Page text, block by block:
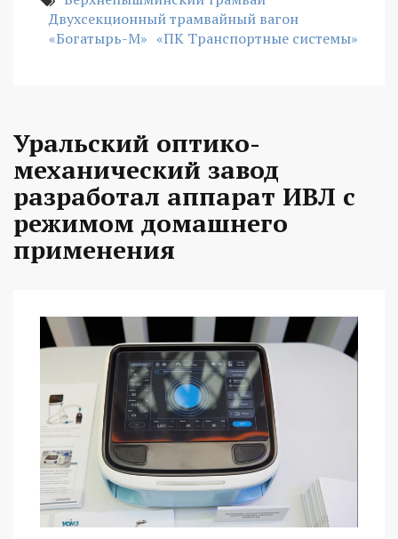
Двухсекционный трамвайный вагон
«Богатырь-М» «ПК Транспортные системы»
Уральский оптико-
механический завод
разработал аппарат ИВЛ с
режимом домашнего
применения